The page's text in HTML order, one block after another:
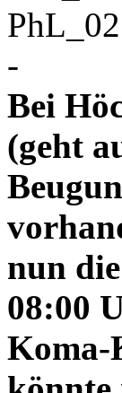
-
Bei
(geht
nun
08:00
Koma-